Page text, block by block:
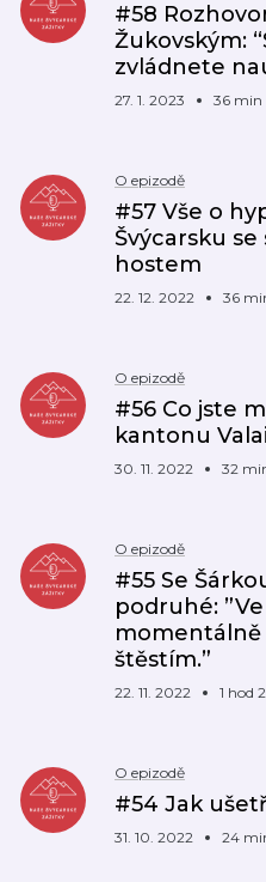
#58
Žukovským:
zvládnete
27. 1. 2023 36 min
O epizodě
#57 Vše o
Švýcarsku
hostem
22. 12. 2022 36
O epizodě
#56 Co jste
kantonu
30. 11. 2022 32
O epizodě
#55 Se
podruhé:
momentálně
štěstím.”
22. 11. 2022 1 hod
O epizodě
#54 Jak
31. 10. 2022 24